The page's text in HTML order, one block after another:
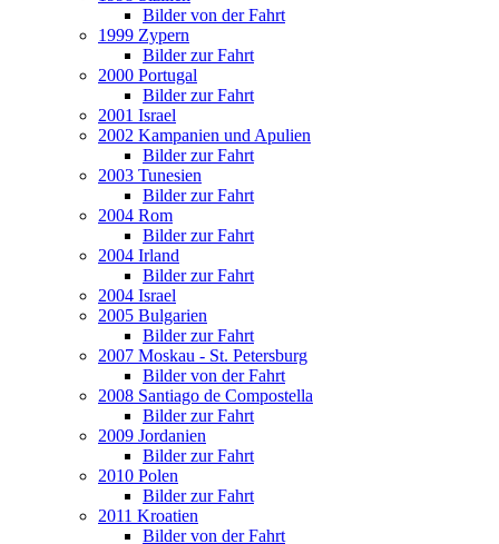
Bilder von der Fahrt
1999 Zypern
Bilder zur Fahrt
2000 Portugal
Bilder zur Fahrt
2001 Israel
2002 Kampanien und Apulien
Bilder zur Fahrt
2003 Tunesien
Bilder zur Fahrt
2004 Rom
Bilder zur Fahrt
2004 Irland
Bilder zur Fahrt
2004 Israel
2005 Bulgarien
Bilder zur Fahrt
2007 Moskau - St. Petersburg
Bilder von der Fahrt
2008 Santiago de Compostella
Bilder zur Fahrt
2009 Jordanien
Bilder zur Fahrt
2010 Polen
Bilder zur Fahrt
2011 Kroatien
Bilder von der Fahrt